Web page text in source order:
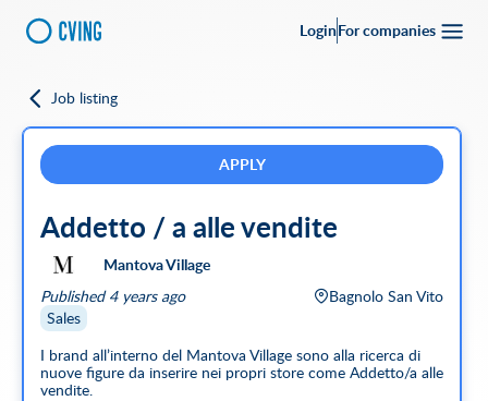
LoginFor companies
Full-time Full Remote CVing Referral
City
Go back
Job listing
APPLY
Addetto / a alle vendite
Mantova Village
Published 4 years ago
Bagnolo San Vito
Sales
I brand all’interno del Mantova Village sono alla ricerca di
nuove figure da inserire nei propri store come Addetto/a alle
vendite.